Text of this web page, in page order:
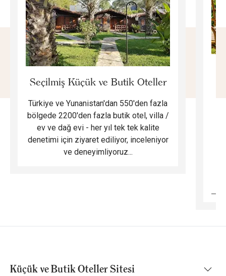
Seçilmiş Küçük ve Butik Oteller
Türkiye ve Yunanistan'dan 550'den fazla
bölgede 2200'den fazla butik otel, villa /
ev ve dağ evi - her yıl tek tek kalite
denetimi için ziyaret ediliyor, inceleniyor
ve deneyimliyoruz...
Küçük ve Butik Oteller Sitesi